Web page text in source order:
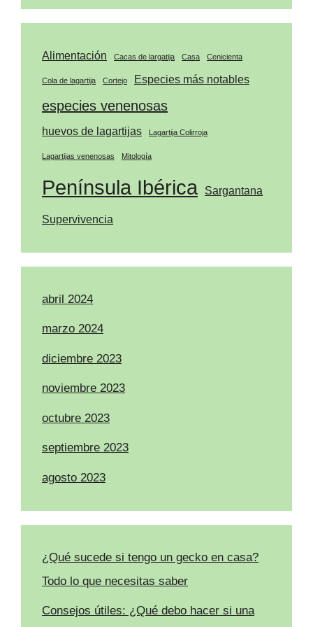
Alimentación Cacas de largatija Casa Cenicienta
Cola de lagartija Cortejo Especies más notables
especies venenosas
huevos de lagartijas Lagartija Colirroja
Lagartijas venenosas Mitología
Península Ibérica Sargantana
Supervivencia
abril 2024
marzo 2024
diciembre 2023
noviembre 2023
octubre 2023
septiembre 2023
agosto 2023
¿Qué sucede si tengo un gecko en casa?
Todo lo que necesitas saber
Consejos útiles: ¿Qué debo hacer si una